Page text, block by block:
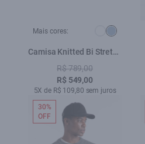
Mais cores:
Camisa Knitted Bi Stretch
Azul Claro
R$ 789,00
R$ 549,00
5X de R$ 109,80 sem juros
30%
OFF